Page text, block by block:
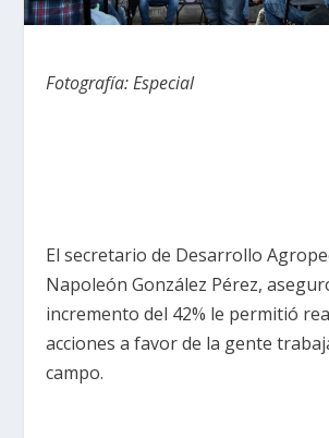
Fotografía: Especial
El secretario de Desarrollo
Napoleón González Pérez,
incremento del 42% le permitió
acciones a favor de la gente
campo.